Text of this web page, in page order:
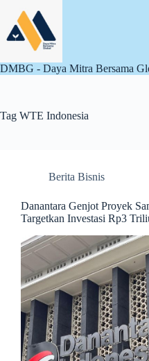
content
DMBG - Daya Mitra Bersama
Tag WTE Indonesia
Berita Bisnis
Danantara Genjot Proyek
Targetkan Investasi Rp3